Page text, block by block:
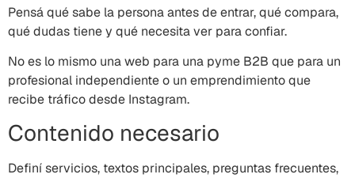
Pensá qué sabe la persona antes de entrar, qué compara,
qué dudas tiene y qué necesita ver para confiar.
No es lo mismo una web para una pyme B2B que para un
profesional independiente o un emprendimiento que
recibe tráfico desde Instagram.
Contenido necesario
Definí servicios, textos principales, preguntas frecuentes,